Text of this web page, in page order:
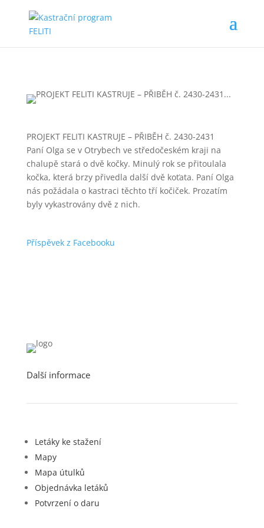
PROJEKT FELITI KASTRUJE – PŘIBĚH č. 2430-2431
Paní Olga se v Otrybech ve středočeském kraji na
chalupě stará o dvě kočky. Minulý rok se přitoulala
kočka, která brzy přivedla další dvě koťata. Paní Olga
nás požádala o kastraci těchto tří kočiček. Prozatím
byly vykastrovány dvě z nich.
Příspěvek z Facebooku
Další informace
Letáky ke stažení
Mapy
Mapa útulků
Objednávka letáků
Potvrzení o daru